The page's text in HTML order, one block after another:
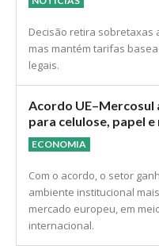
Decisão retira sobretaxas
mas mantém tarifas
legais.
Acordo UE–Mercosul
para celulose, papel e
ECONOMIA
Com o acordo, o setor
ambiente institucional
mercado europeu, em
internacional.